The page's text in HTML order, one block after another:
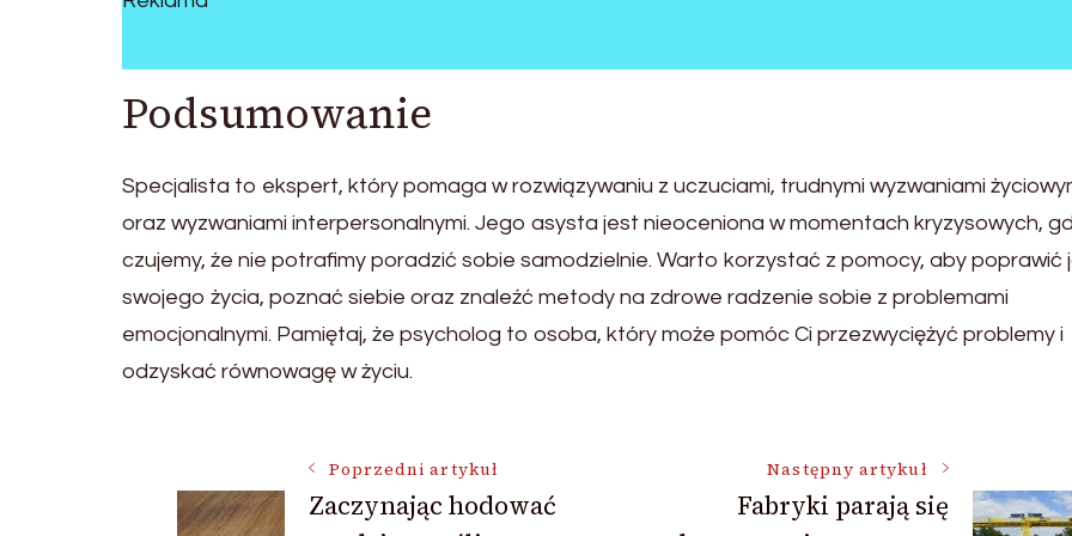
Podsumowanie
Specjalista to ekspert, który pomaga w rozwiązywaniu z uczuciami, trudnymi wyzwaniami
oraz wyzwaniami interpersonalnymi. Jego asysta jest nieoceniona w momentach kryzysowych,
czujemy, że nie potrafimy poradzić sobie samodzielnie. Warto korzystać z pomocy, aby poprawić
swojego życia, poznać siebie oraz znaleźć metody na zdrowe radzenie sobie z problemami
emocjonalnymi. Pamiętaj, że psycholog to osoba, który może pomóc Ci przezwyciężyć problemy i
odzyskać równowagę w życiu.
NawigacjaPoprzedni artykuł
Zaczynając hodować
Następny artykuł
Fabryki parają się